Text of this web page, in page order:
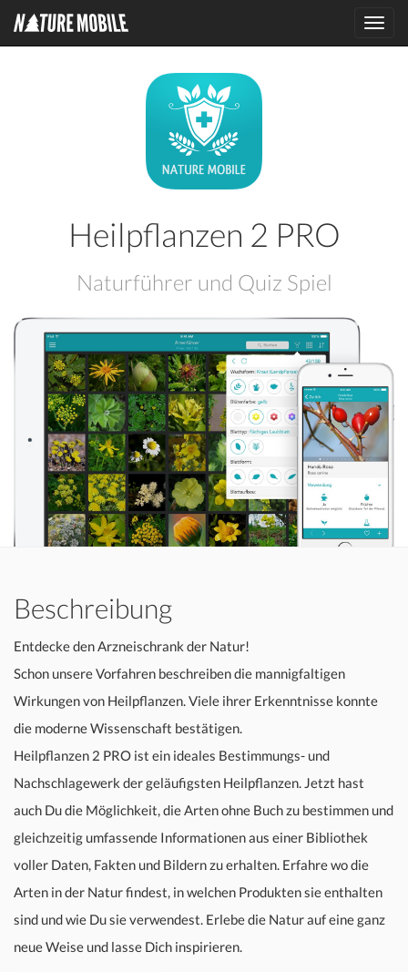
Heilpflanzen 2 PRO
Naturführer und Quiz Spiel
Beschreibung
Entdecke den Arzneischrank der Natur!
Schon unsere Vorfahren beschreiben die mannigfaltigen
Wirkungen von Heilpflanzen. Viele ihrer Erkenntnisse konnte
die moderne Wissenschaft bestätigen.
Heilpflanzen 2 PRO ist ein ideales Bestimmungs- und
Nachschlagewerk der geläufigsten Heilpflanzen. Jetzt hast
auch Du die Möglichkeit, die Arten ohne Buch zu bestimmen und
gleichzeitig umfassende Informationen aus einer Bibliothek
voller Daten, Fakten und Bildern zu erhalten. Erfahre wo die
Arten in der Natur findest, in welchen Produkten sie enthalten
sind und wie Du sie verwendest. Erlebe die Natur auf eine ganz
neue Weise und lasse Dich inspirieren.